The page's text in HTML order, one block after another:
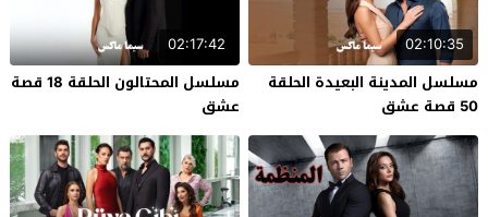
02:10:35
مسلسل المدينة البعيدة الحلقة
50 قصة عشق
02:17:42
مسلسل المحتالون الحلقة 18 قصة
عشق